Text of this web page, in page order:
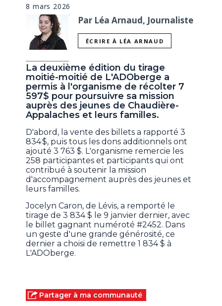
8 mars 2026
Par Léa Arnaud, Journaliste
ÉCRIRE À LÉA ARNAUD
La deuxième édition du tirage
moitié-moitié de L'ADOberge a
permis à l'organisme de récolter 7
597$ pour poursuivre sa mission
auprès des jeunes de Chaudière-
Appalaches et leurs familles.
D'abord, la vente des billets a rapporté 3
834 $, puis tous les dons additionnels ont
ajouté 3 763 $. L'organisme remercie les
258 participantes et participants qui ont
contribué à soutenir la mission
d'accompagnement auprès des jeunes et
leurs familles.
Jocelyn Caron, de Lévis, a remporté le
tirage de 3 834 $ le 9 janvier dernier, avec
le billet gagnant numéroté #2452. Dans
un geste d'une grande générosité, ce
dernier a choisi de remettre 1 834 $ à
L'ADOberge.
Partager à ma communauté